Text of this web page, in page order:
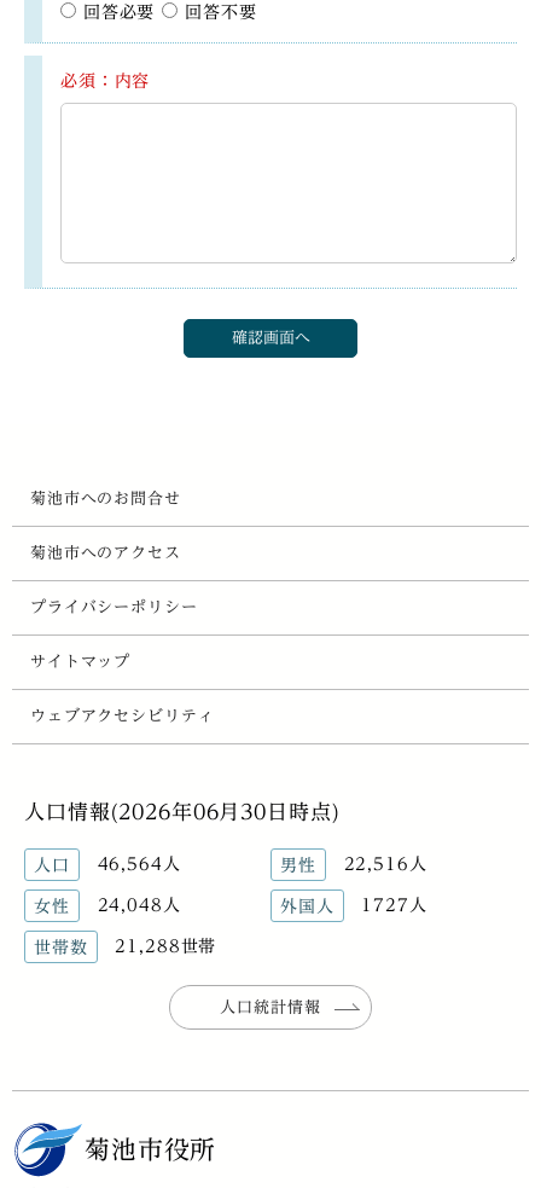
回答必要 回答不要
必須：内容
菊池市へのお問合せ
菊池市へのアクセス
プライバシーポリシー
サイトマップ
ウェブアクセシビリティ
人口情報(2026年06月30日時点)
人口 46,564人 男性 22,516人
女性 24,048人 外国人 1727人
世帯数 21,288世帯
人口統計情報
菊池市役所